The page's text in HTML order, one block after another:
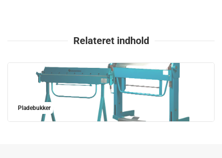
Relateret indhold
Pladebukker